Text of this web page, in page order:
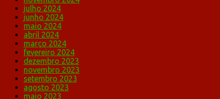
julho 2024
junho 2024
maio 2024
abril 2024
março 2024
fevereiro 2024
dezembro 2023
novembro 2023
setembro 2023
agosto 2023
maio 2023